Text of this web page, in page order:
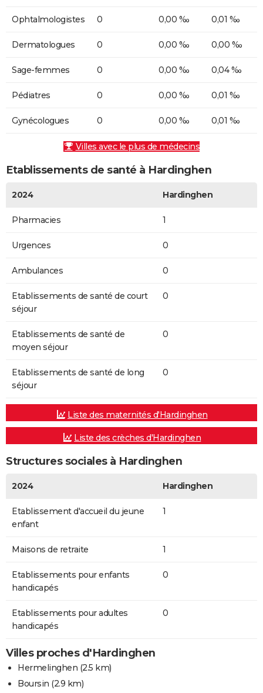
Ophtalmologistes 0 0,00 ‰ 0,01 ‰
Dermatologues 0 0,00 ‰ 0,00 ‰
Sage-femmes 0 0,00 ‰ 0,04 ‰
Pédiatres 0 0,00 ‰ 0,01 ‰
Gynécologues 0 0,00 ‰ 0,01 ‰
Villes avec le plus de médecins
Etablissements de santé à Hardinghen
2024 Hardinghen
Pharmacies 1
Urgences 0
Ambulances 0
Etablissements de santé de court
séjour
0
Etablissements de santé de
moyen séjour
0
Etablissements de santé de long
séjour
0
Liste des maternités d'Hardinghen
Liste des crèches d'Hardinghen
Structures sociales à Hardinghen
2024 Hardinghen
Etablissement d'accueil du jeune
enfant
1
Maisons de retraite 1
Etablissements pour enfants
handicapés
0
Etablissements pour adultes
handicapés
0
Villes proches d'Hardinghen
Hermelinghen (2.5 km)
Boursin (2.9 km)